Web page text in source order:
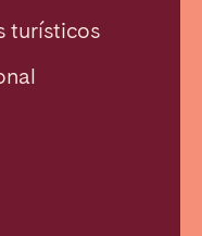
turísticos